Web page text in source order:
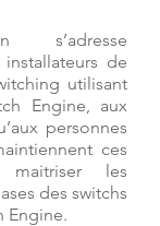
s’adresse
de
utilisant
Engine, aux
personnes
ces
maitriser les
des switchs
Engine.